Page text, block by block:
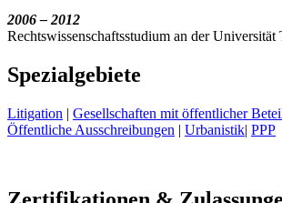
2006 – 2012
Rechtswissenschaftsstudium an der Universität
Spezialgebiete
Litigation | Gesellschaften mit öffentlicher
Öffentliche Ausschreibungen | Urbanistik| PPP